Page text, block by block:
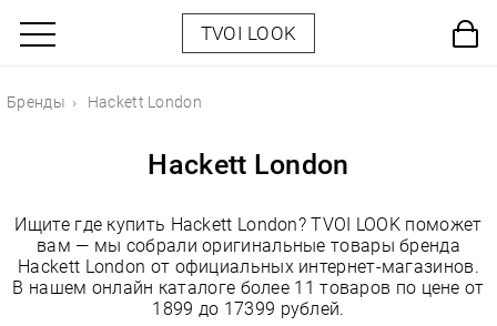
TVOI LOOK
Бренды Hackett London
Hackett London
Ищите где купить Hackett London? TVOI LOOK поможет
вам — мы собрали оригинальные товары бренда
Hackett London от официальных интернет-магазинов.
В нашем онлайн каталоге более 11 товаров по цене от
1899 до 17399 рублей.